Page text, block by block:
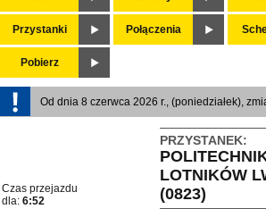
Przystanki Połączenia
Pobierz
Od dnia 8 czerwca 2026 r., (poniedziałek),
PRZYSTANEK:
LOTNIKÓW
(0823)
Czas przejazdu
dla: 6:52